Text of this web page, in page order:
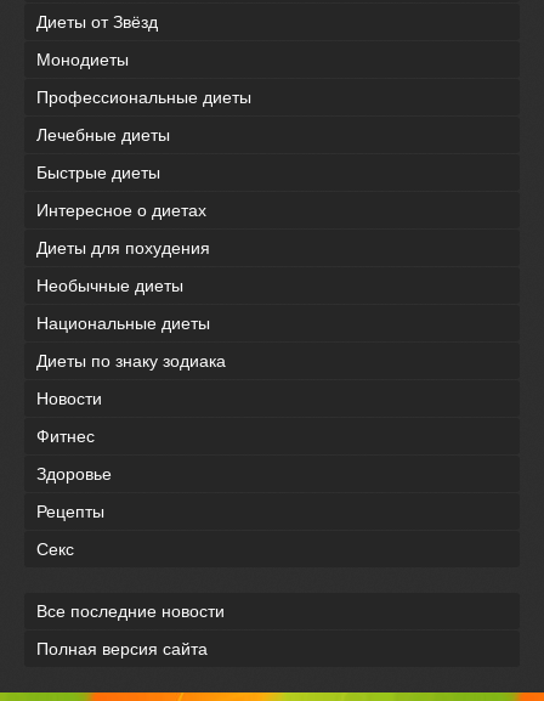
Диеты от Звёзд
Монодиеты
Профессиональные диеты
Лечебные диеты
Быстрые диеты
Интересное о диетах
Диеты для похудения
Необычные диеты
Национальные диеты
Диеты по знаку зодиака
Новости
Фитнес
Здоровье
Рецепты
Секс
Все последние новости
Полная версия сайта